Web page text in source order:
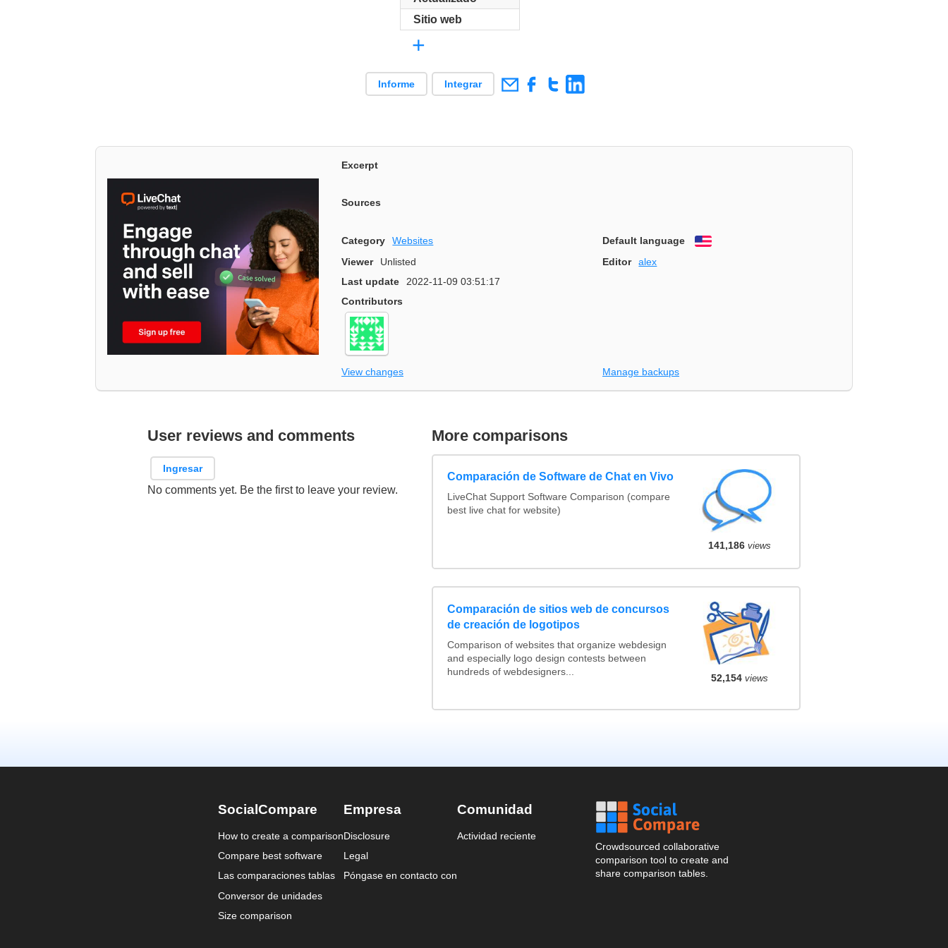
Sitio web
+
Informe Integrar
Excerpt
Sources
Category Websites Default language
English
Viewer
Unlisted Editor
alex
Last update
2022-11-09 03:51:17
Contributors
View changes Manage backups
User reviews and comments
Ingresar
No comments yet. Be the first to leave your review.
More comparisons
Comparación de Software de Chat en Vivo
LiveChat Support Software Comparison (compare
best live chat for website)
141,186 views
Comparación de sitios web de concursos
de creación de logotipos
Comparison of websites that organize webdesign
and especially logo design contests between
hundreds of webdesigners...
52,154 views
SocialCompare
How to create a comparison
Compare best software
Las comparaciones tablas
Conversor de unidades
Size comparison
Empresa
Disclosure
Legal
Póngase en contacto con
Comunidad
Actividad reciente
Crowdsourced collaborative
comparison tool to create and
share comparison tables.